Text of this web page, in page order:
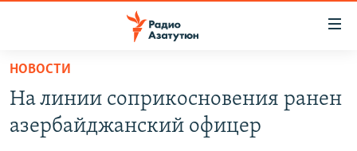
Перейти
основному
содержанию
Перейти
НОВОСТИ
ПОЛИТИКА
НОВОСТИ
На линии соприкосновения ранен
азербайджанский офицер